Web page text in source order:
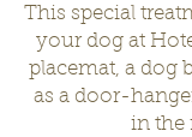
This special
your dog at
placemat, a dog
as a door-
in the